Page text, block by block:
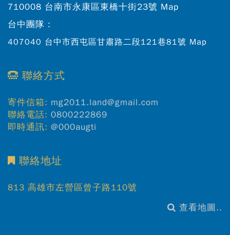
710008 台南市永康區東橋十街23號 Map
台中團隊：
407040 台中市西屯區甘肅路二段121巷81號 Map
聯絡方式
寄件信箱: mg2011.land@gmail.com
聯絡電話: 0800222869
即時通訊: @000augti
聯絡地址
813 高雄市左營區曾子路110號
查看地圖..